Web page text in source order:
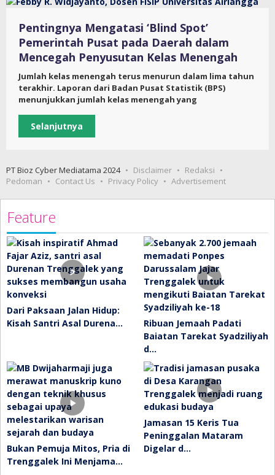
Pentingnya Mengatasi ‘Blind Spot’
Pemerintah Pusat pada Daerah dalam
Mencegah Penyusutan Kelas Menengah
Jumlah kelas menengah terus menurun dalam lima tahun
terakhir. Laporan dari Badan Pusat Statistik (BPS)
menunjukkan jumlah kelas menengah yang
Selanjutnya
PT Bioz Cyber Mediatama 2024 Disclaimer
Redaksi
Pedoman
Contact Us Privacy Policy Advertisement
Feature
Dari Paksaan Jalan Hidup:
Kisah Santri Asal Durena…
Ribuan Jemaah Padati
Baiatan Tarekat Syadziliyah
d…
Bukan Pemuja Mitos, Pria di
Trenggalek Ini Menjama…
Jamasan 15 Keris Tua
Peninggalan Mataram
Digelar d…